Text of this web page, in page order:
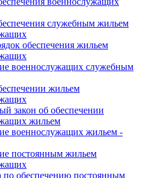
служебным жильем
обеспечения жильем
военнослужащих служебным
жильем
закон об обеспечении
жильем
военнослужащих жильем -
постоянным жильем
по обеспечению постоянным